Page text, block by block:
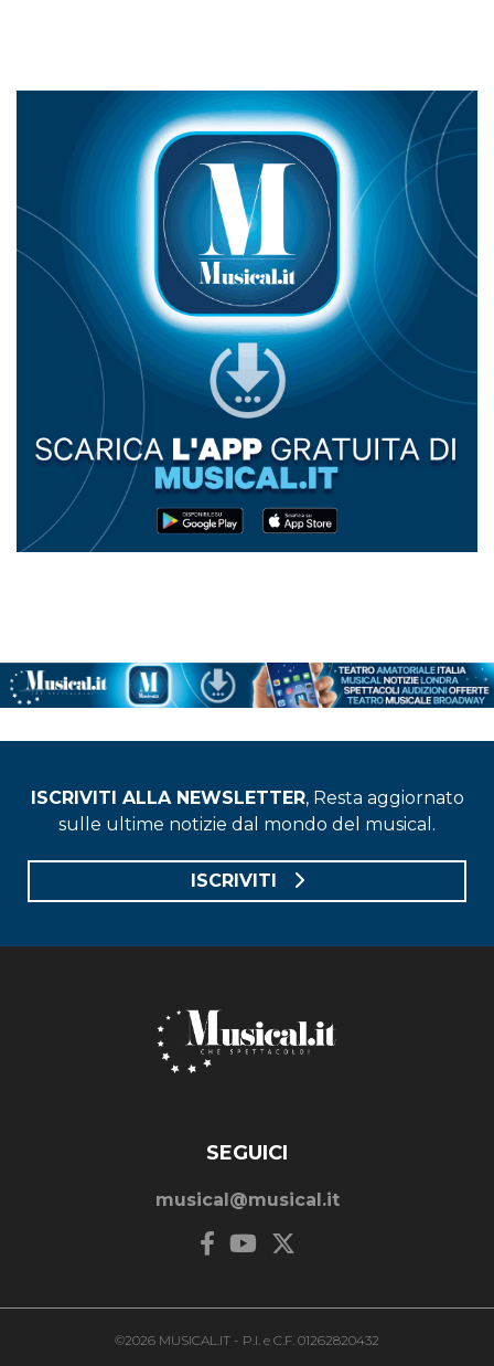
ISCRIVITI ALLA NEWSLETTER, Resta aggiornato
sulle ultime notizie dal mondo del musical.
ISCRIVITI
SEGUICI
musical@musical.it
©2026 MUSICAL.IT - P.I. e C.F. 01262820432